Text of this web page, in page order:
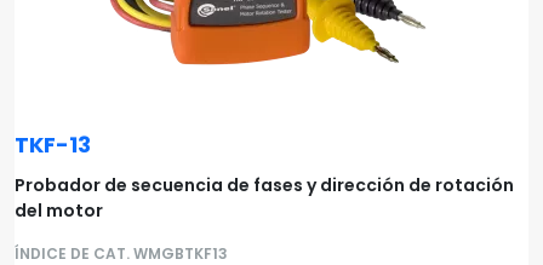
TKF-13
Probador de secuencia de fases y dirección de rotación
del motor
ÍNDICE DE CAT. WMGBTKF13